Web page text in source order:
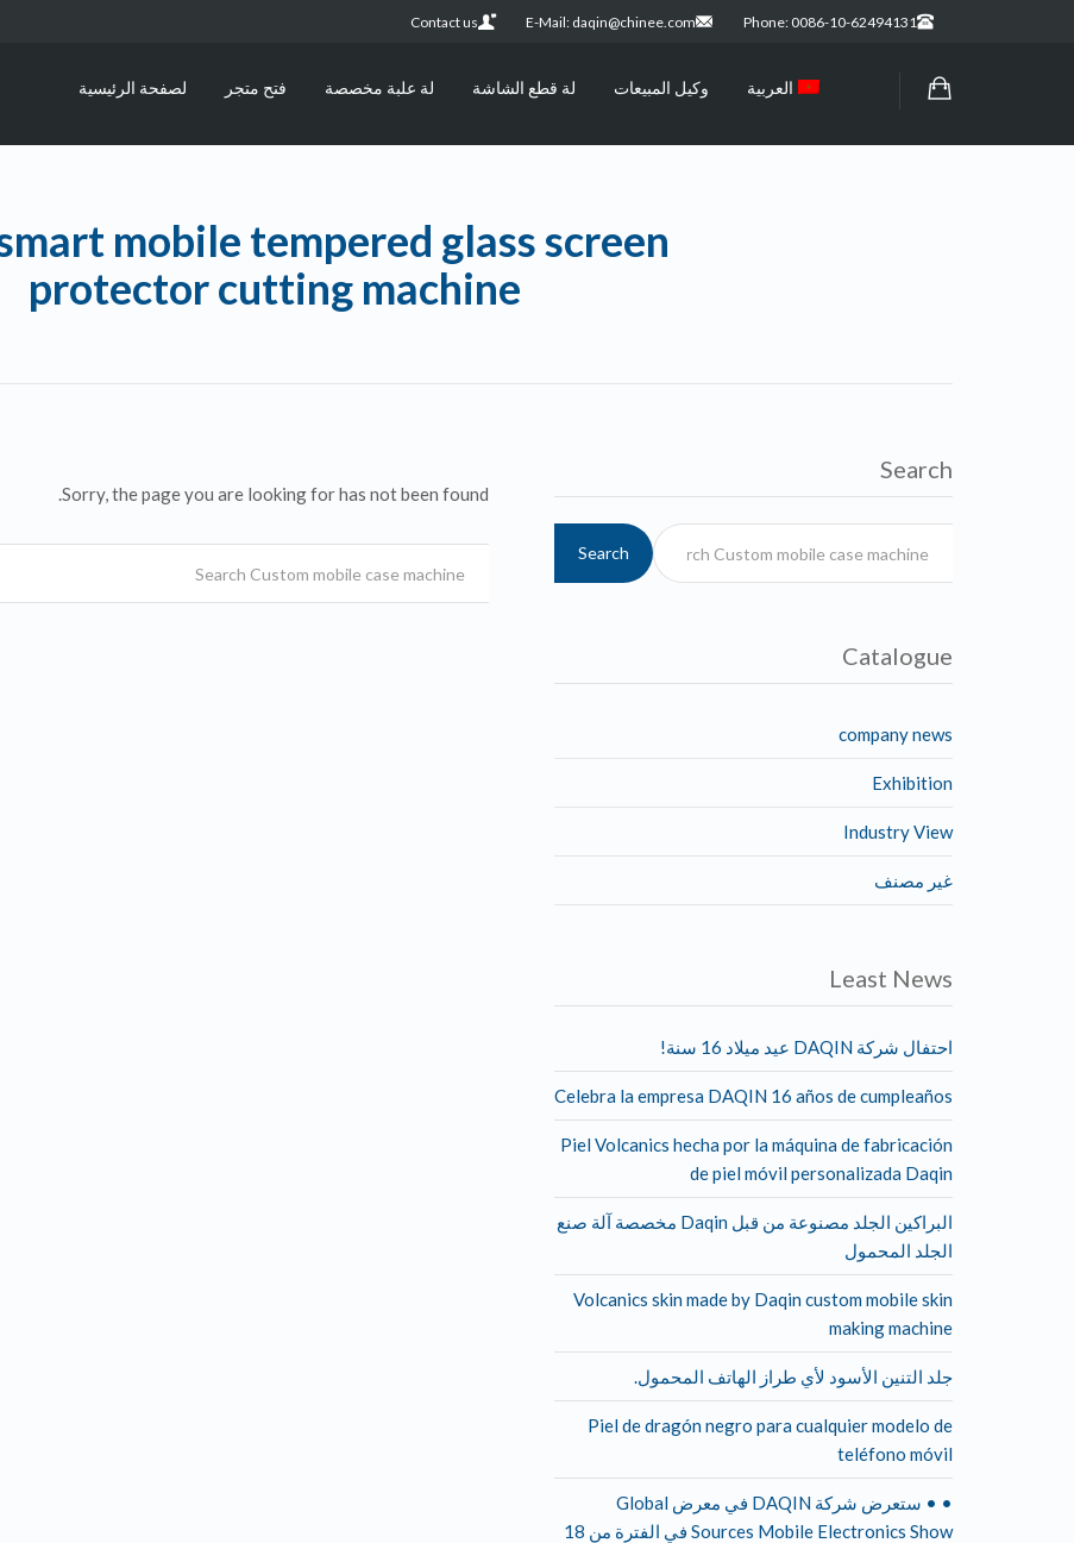
Phone: 0086-10-62494131
E-Mail: daqin@chinee.com
Contact us
لصفحة الرئيسية فتح متجر لة علبة مخصصة لة قطع الشاشة وكيل المبيعات العربية
mobile tempered glass screen
protector cutting machine
Sorry, the page you are looking for has not been found.
Search
Search
Catalogue
company news
Exhibition
Industry View
غير مصنف
Least News
احتفال شركة DAQIN عيد ميلاد 16 سنة!
Celebra la empresa DAQIN 16 años de cumpleaños
Piel Volcanics hecha por la máquina de fabricación
de piel móvil personalizada Daqin
البراكين الجلد مصنوعة من قبل Daqin مخصصة آلة صنع
الجلد المحمول
Volcanics skin made by Daqin custom mobile skin
making machine
جلد التنين الأسود لأي طراز الهاتف المحمول.
Piel de dragón negro para cualquier modelo de
teléfono móvil
• • ستعرض شركة DAQIN في معرض Global
Sources Mobile Electronics Show في الفترة من 18